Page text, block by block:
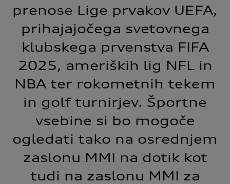
prenose Lige prvakov UEFA,
prihajajočega svetovnega
klubskega prvenstva FIFA
2025, ameriških lig NFL in
NBA ter rokometnih tekem
in golf turnirjev. Športne
vsebine si bo mogoče
ogledati tako na osrednjem
zaslonu MMI na dotik kot
tudi na zaslonu MMI za